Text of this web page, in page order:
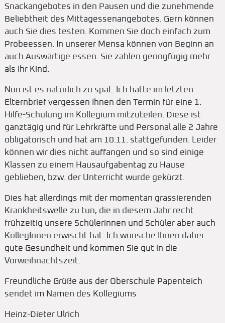
Snackangebotes in den Pausen und die zunehmende
Beliebtheit des Mittagessenangebotes. Gern können
auch Sie dies testen. Kommen Sie doch einfach zum
Probeessen. In unserer Mensa können von Beginn an
auch Auswärtige essen. Sie zahlen geringfügig mehr
als Ihr Kind.
Nun ist es natürlich zu spät. Ich hatte im letzten
Elternbrief vergessen Ihnen den Termin für eine 1.
Hilfe-Schulung im Kollegium mitzuteilen. Diese ist
ganztägig und für Lehrkräfte und Personal alle 2 Jahre
obligatorisch und hat am 10.11. stattgefunden. Leider
können wir dies nicht auffangen und so sind einige
Klassen zu einem Hausaufgabentag zu Hause
geblieben, bzw. der Unterricht wurde gekürzt.
Dies hat allerdings mit der momentan grassierenden
Krankheitswelle zu tun, die in diesem Jahr recht
frühzeitig unsere Schülerinnen und Schüler aber auch
KollegInnen erwischt hat. Ich wünsche Ihnen daher
gute Gesundheit und kommen Sie gut in die
Vorweihnachtszeit.
Freundliche Grüße aus der Oberschule Papenteich
sendet im Namen des Kollegiums
Heinz-Dieter Ulrich